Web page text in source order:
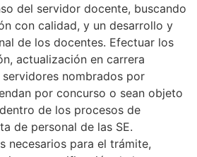
del servidor docente, buscando
con calidad, y un desarrollo y
de los docentes. Efectuar los
actualización en carrera
nombrados por
por concurso o sean objeto
de los procesos de
de personal de las SE.
necesarios para el trámite,